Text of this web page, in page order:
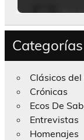
Categorías
Clásicos del
Crónicas
Ecos De
Entrevistas
Homenajes